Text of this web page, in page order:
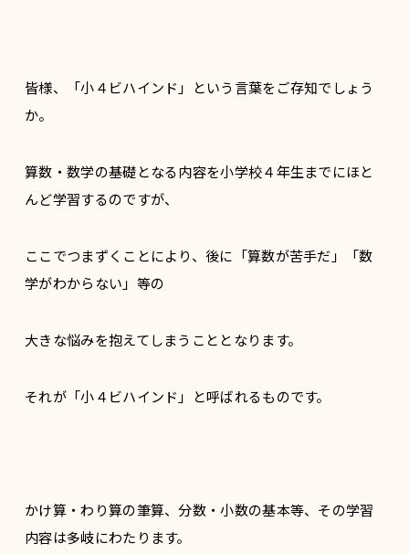
皆様、「小４ビハインド」という言葉をご存知でしょう
か。
算数・数学の基礎となる内容を小学校４年生までにほと
んど学習するのですが、
ここでつまずくことにより、後に「算数が苦手だ」「数
学がわからない」等の
大きな悩みを抱えてしまうこととなります。
それが「小４ビハインド」と呼ばれるものです。
かけ算・わり算の筆算、分数・小数の基本等、その学習
内容は多岐にわたります。